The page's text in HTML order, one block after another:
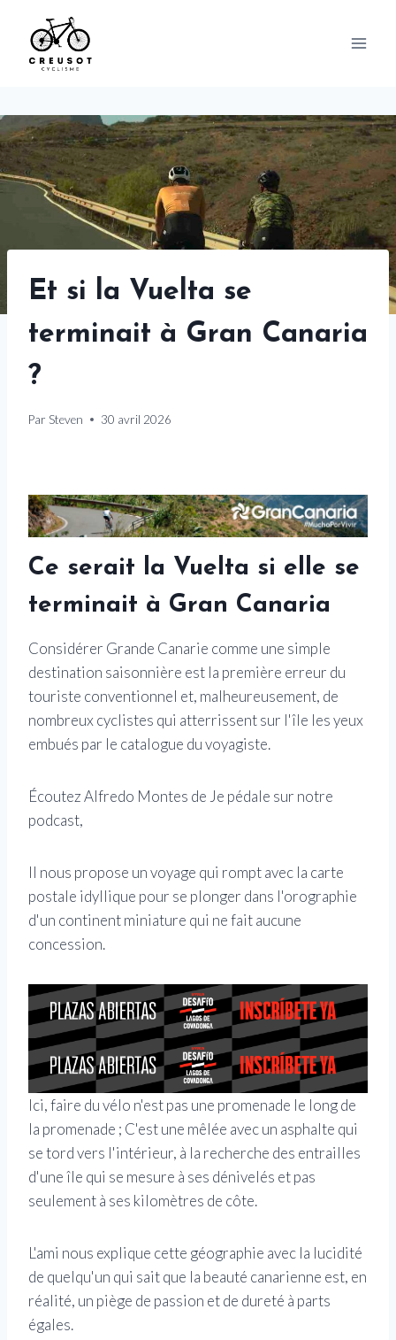
content
Et si la Vuelta se
terminait à Gran Canaria
?
Par Steven 30 avril 2026
Ce serait la Vuelta si elle se
terminait à Gran Canaria
Considérer Grande Canarie comme une simple
destination saisonnière est la première erreur du
touriste conventionnel et, malheureusement, de
nombreux cyclistes qui atterrissent sur l'île les yeux
embués par le catalogue du voyagiste.
Écoutez Alfredo Montes de Je pédale sur notre
podcast,
Il nous propose un voyage qui rompt avec la carte
postale idyllique pour se plonger dans l'orographie
d'un continent miniature qui ne fait aucune
concession.
Ici, faire du vélo n'est pas une promenade le long de
la promenade ; C'est une mêlée avec un asphalte qui
se tord vers l'intérieur, à la recherche des entrailles
d'une île qui se mesure à ses dénivelés et pas
seulement à ses kilomètres de côte.
L'ami nous explique cette géographie avec la lucidité
de quelqu'un qui sait que la beauté canarienne est, en
réalité, un piège de passion et de dureté à parts
égales.